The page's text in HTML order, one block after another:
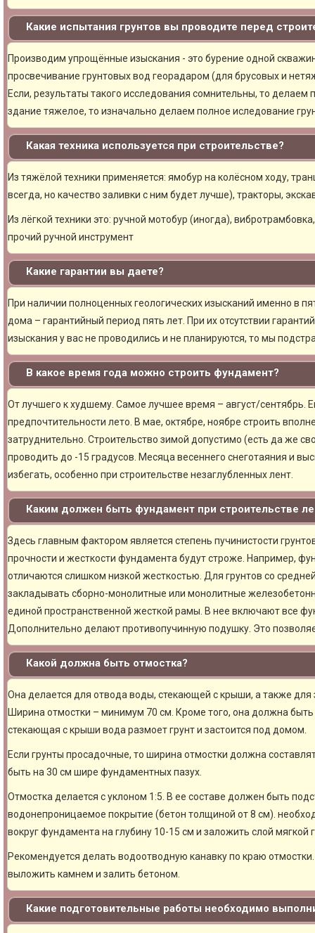
Какие испытания грунтов вы проводите перед
Производим упрощённые изыскания - это бурение одной
просвечивание грунтовых вод георадаром (для брусовых и
Если, результаты такого исследования сомнительны, то
здание тяжелое, то изначально делаем полное иследование
Какая техника используется при строительстве?
Из тяжёлой техники применяется: ямобур на колёсном ходу,
всегда, но качество заливки с ним будет лучше), тракторы,
Из лёгкой техники это: ручной мотобур (иногда),
прочий ручной инструмент
Какие гарантии вы даете?
При наличии полноценных геологических изысканий именно в
дома – гарантийный период пять лет. При их отсутствии
изыскания у вас не проводились и не планируются, то мы
В какое время года можно строить фундамент?
От лучшего к худшему. Самое лучшее время – август/сентябрь.
предпочтительности лето. В мае, октябре, ноябре строить
затруднительно. Строительство зимой допустимо (есть да же
проводить до -15 градусов. Месяца весеннего снеготаяния и
избегать, особенно при строительстве незаглубленных лент.
Каким должен быть фундамент при строительстве
Здесь главным фактором является степень пучинистости
прочности и жесткости фундамента будут строже. Например,
отличаются слишком низкой жесткостью. Для грунтов со
закладывать сборно-монолитные или монолитные
единой пространственной жесткой рамы. В нее включают все
Дополнительно делают противопучинную подушку. Это
Какой должна быть отмостка?
Она делается для отвода воды, стекающей с крыши, а также
Ширина отмостки – минимум 70 см. Кроме того, она должна
стекающая с крыши вода размоет грунт и застоится под домом.
Если грунты просадочные, то ширина отмостки должна
быть на 30 см шире фундаментных пазух.
Отмостка делается с уклоном 1:5. В ее составе должен быть
водонепроницаемое покрытие (бетон толщиной от 8 см).
вокруг фундамента на глубину 10-15 см и заложить слой мягкой
Рекомендуется делать водоотводную канавку по краю
выложить камнем и залить бетоном.
Какие подготовительные работы необходимо